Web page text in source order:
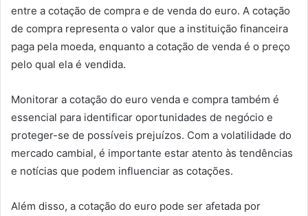
entre a cotação de compra e de venda do euro. A cotação
de compra representa o valor que a instituição financeira
paga pela moeda, enquanto a cotação de venda é o preço
pelo qual ela é vendida.
Monitorar a cotação do euro venda e compra também é
essencial para identificar oportunidades de negócio e
proteger-se de possíveis prejuízos. Com a volatilidade do
mercado cambial, é importante estar atento às tendências
e notícias que podem influenciar as cotações.
Além disso, a cotação do euro pode ser afetada por